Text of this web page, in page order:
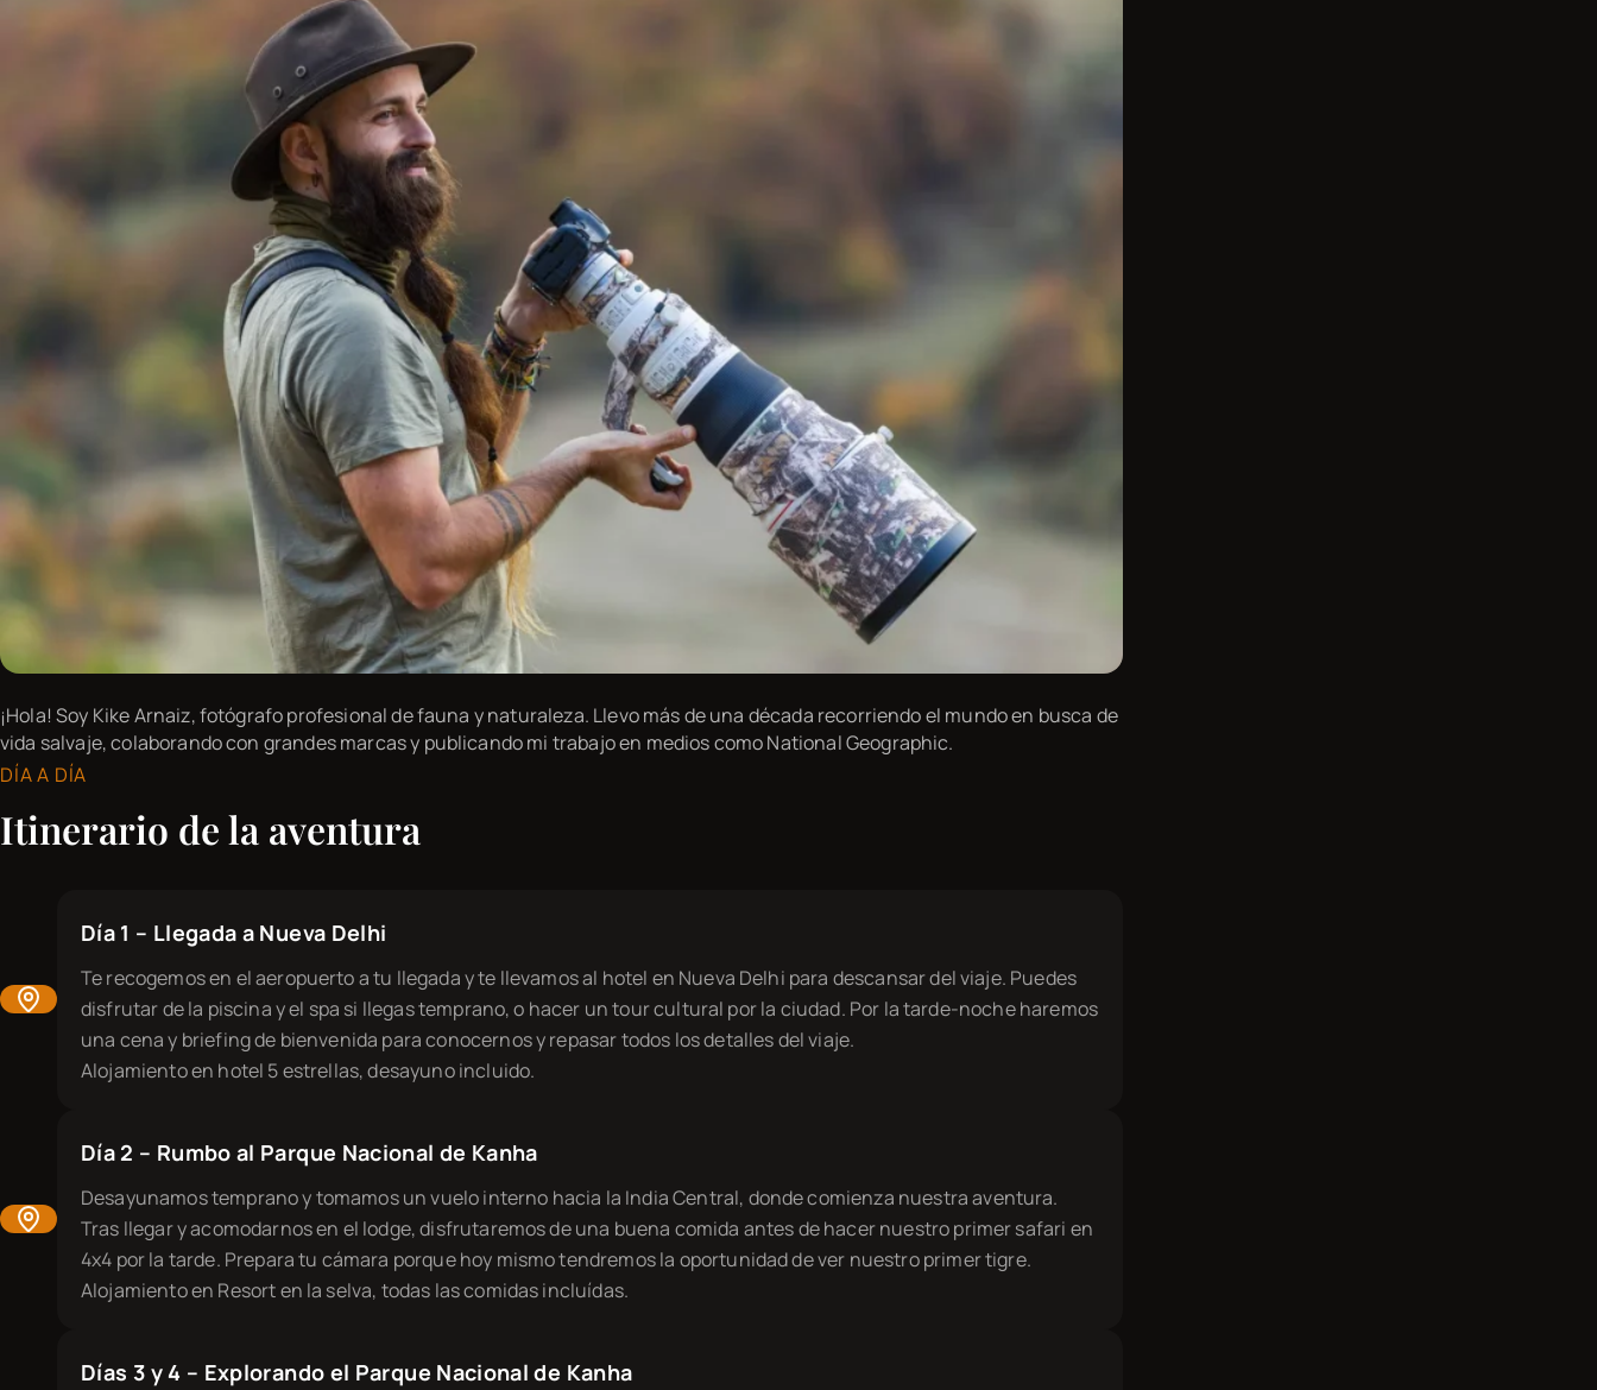
¡Hola! Soy Kike Arnaiz, fotógrafo profesional de fauna y naturaleza. Llevo más de una década recorriendo el mundo en busca de
vida salvaje, colaborando con grandes marcas y publicando mi trabajo en medios como National Geographic.
DÍA A DÍA
Itinerario de la aventura
Día 1 – Llegada a Nueva Delhi
Te recogemos en el aeropuerto a tu llegada y te llevamos al hotel en Nueva Delhi para descansar del viaje. Puedes
disfrutar de la piscina y el spa si llegas temprano, o hacer un tour cultural por la ciudad. Por la tarde-noche haremos
una cena y briefing de bienvenida para conocernos y repasar todos los detalles del viaje.
Alojamiento en hotel 5 estrellas, desayuno incluido.
Día 2 – Rumbo al Parque Nacional de Kanha
Desayunamos temprano y tomamos un vuelo interno hacia la India Central, donde comienza nuestra aventura.
Tras llegar y acomodarnos en el lodge, disfrutaremos de una buena comida antes de hacer nuestro primer safari en
4x4 por la tarde. Prepara tu cámara porque hoy mismo tendremos la oportunidad de ver nuestro primer tigre.
Alojamiento en Resort en la selva, todas las comidas incluídas.
Días 3 y 4 – Explorando el Parque Nacional de Kanha